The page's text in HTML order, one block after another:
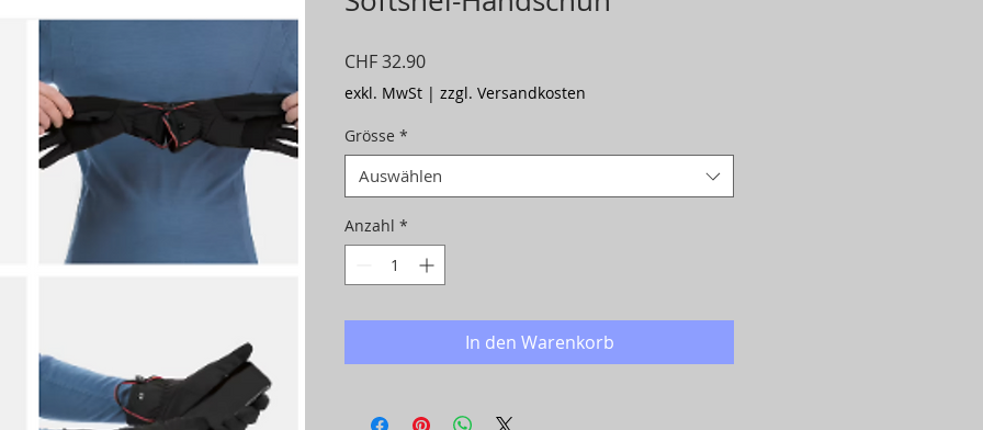
CHF 32.90Preis
exkl. MwSt | zzgl. Versandkosten
Grösse *
Auswählen
Anzahl *
In den Warenkorb